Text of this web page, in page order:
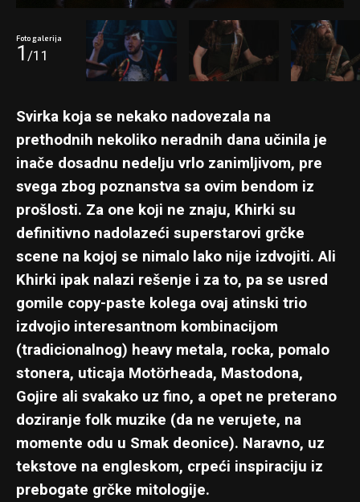
Foto galerija
1/11
Svirka koja se nekako nadovezala na
prethodnih nekoliko neradnih dana učinila je
inače dosadnu nedelju vrlo zanimljivom, pre
svega zbog poznanstva sa ovim bendom iz
prošlosti. Za one koji ne znaju, Khirki su
definitivno nadolazeći superstarovi grčke
scene na kojoj se nimalo lako nije izdvojiti. Ali
Khirki ipak nalazi rešenje i za to, pa se usred
gomile copy-paste kolega ovaj atinski trio
izdvojio interesantnom kombinacijom
(tradicionalnog) heavy metala, rocka, pomalo
stonera, uticaja Motörheada, Mastodona,
Gojire ali svakako uz fino, a opet ne preterano
doziranje folk muzike (da ne verujete, na
momente odu u Smak deonice). Naravno, uz
tekstove na engleskom, crpeći inspiraciju iz
prebogate grčke mitologije.